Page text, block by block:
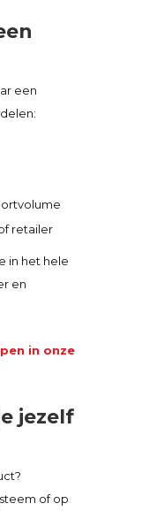
een
retailer
in het hele
en
in onze
jezelf
of op